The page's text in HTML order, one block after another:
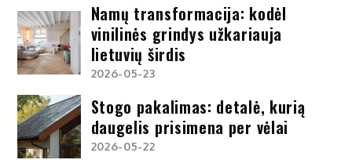
Namų transformacija: kodėl
vinilinės grindys užkariauja
lietuvių širdis
2026-05-23
Stogo pakalimas: detalė, kurią
daugelis prisimena per vėlai
2026-05-22